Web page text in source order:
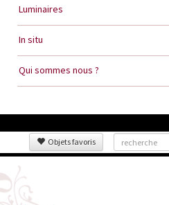
Luminaires
In situ
Qui sommes nous ?
Objets favoris